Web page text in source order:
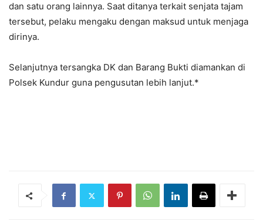
dan satu orang lainnya. Saat ditanya terkait senjata tajam
tersebut, pelaku mengaku dengan maksud untuk menjaga
dirinya.
Selanjutnya tersangka DK dan Barang Bukti diamankan di
Polsek Kundur guna pengusutan lebih lanjut.*